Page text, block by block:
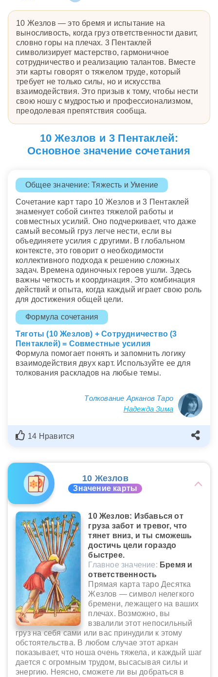
10 Жезлов — это бремя и испытание на
выносливость, когда груз ответственности давит,
словно горы на плечах. 3 Пентаклей
символизирует мастерство, гармоничное
сотрудничество и реализацию талантов. Вместе
эти карты говорят о тяжелом труде, который
требует не только силы, но и искусства
взаимодействия. Это призыв к тому, чтобы нести
свою ношу с мудростью и профессионализмом,
преодолевая препятствия сообща.
10 Жезлов и 3 Пентаклей:
Основное значение сочетания
Общее значение: Тяжесть и Умение
Сочетание карт таро 10 Жезлов и 3 Пентаклей
знаменует собой синтез тяжелой работы и
совместных усилий. Оно подчеркивает, что даже
самый весомый груз легче нести, если вы
объединяете усилия с другими. В глобальном
контексте, это говорит о необходимости
коллективного подхода к решению сложных
задач. Времена одиночных героев ушли. Здесь
важны четкость и координация. Это комбинация
действий и опыта, когда каждый играет свою роль
для достижения общей цели.
Формула сочетания
Тяготы (10 Жезлов) + Сотрудничество (3
Пентаклей) = Совместные усилия
Формула помогает понять и запомнить логику
взаимодействия двух карт. Используйте ее для
толкования раскладов на любые темы.
Толкование Арканов Таро
Надежда Зима
14 Нравится
10 Жезлов
Значение карты
10 Жезлов: Избавься от
груза забот и тревог, что
тянет вниз, и ты сможешь
достичь цели гораздо
быстрее.
Главное значение: Бремя и
ответственность
Прямая карта таро Десятка
Жезлов — символ нелегкого
бремени, лежащего на ваших
плечах. Возможно, вы
взвалили этот непосильный
груз на себя сами или вас принудили к этому
обстоятельства. В любом случае этот аркан
показывает, что ноша очень тяжела, и каждый шаг
дается с огромным трудом, высасывая силы и
энергию. Неясно, сможете ли вы добраться в